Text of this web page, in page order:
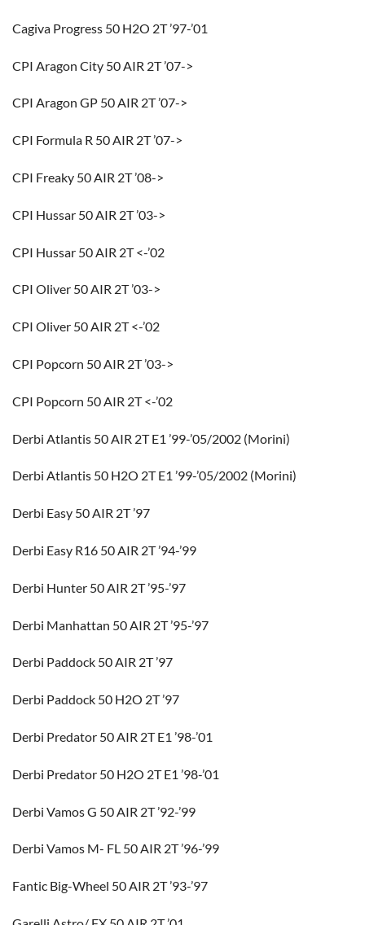
Cagiva Progress 50 H2O 2T ’97-’01
CPI Aragon City 50 AIR 2T ’07->
CPI Aragon GP 50 AIR 2T ’07->
CPI Formula R 50 AIR 2T ’07->
CPI Freaky 50 AIR 2T ’08->
CPI Hussar 50 AIR 2T ’03->
CPI Hussar 50 AIR 2T <-’02
CPI Oliver 50 AIR 2T ’03->
CPI Oliver 50 AIR 2T <-’02
CPI Popcorn 50 AIR 2T ’03->
CPI Popcorn 50 AIR 2T <-’02
Derbi Atlantis 50 AIR 2T E1 ’99-’05/2002 (Morini)
Derbi Atlantis 50 H2O 2T E1 ’99-’05/2002 (Morini)
Derbi Easy 50 AIR 2T ’97
Derbi Easy R16 50 AIR 2T ’94-’99
Derbi Hunter 50 AIR 2T ’95-’97
Derbi Manhattan 50 AIR 2T ’95-’97
Derbi Paddock 50 AIR 2T ’97
Derbi Paddock 50 H2O 2T ’97
Derbi Predator 50 AIR 2T E1 ’98-’01
Derbi Predator 50 H2O 2T E1 ’98-’01
Derbi Vamos G 50 AIR 2T ’92-’99
Derbi Vamos M- FL 50 AIR 2T ’96-’99
Fantic Big-Wheel 50 AIR 2T ’93-’97